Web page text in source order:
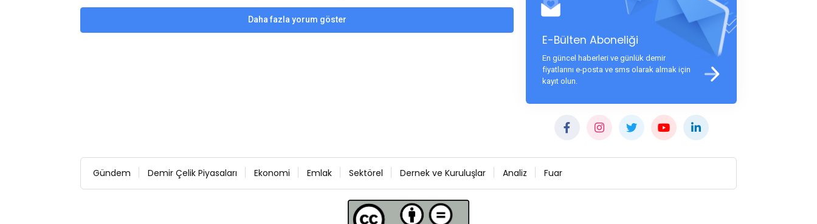
manufacturing, and rural construction projects is expected to provide support to the market
Daha fazla yorum göster
E-Bülten Aboneliği
En güncel haberleri ve günlük demir
fiyatlarını e-posta ve sms olarak almak için
kayıt olun.
Gündem Demir Çelik Piyasaları Ekonomi Emlak Sektörel Dernek ve Kuruluşlar Analiz Fuar